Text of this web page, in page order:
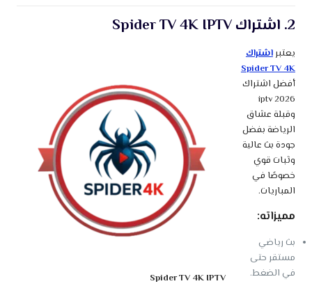
2. اشتراك Spider TV 4K IPTV
Spider TV 4K IPTV
يعتبراشتراك
Spider TV 4K
أفضل اشتراك
iptv 2026
وقبلة عشاق
الرياضة بفضل
جودة بث عالية
وثبات قوي
خصوصًا في
المباريات.
مميزاته:
بث رياضي
مستقر حتى
في الضغط.